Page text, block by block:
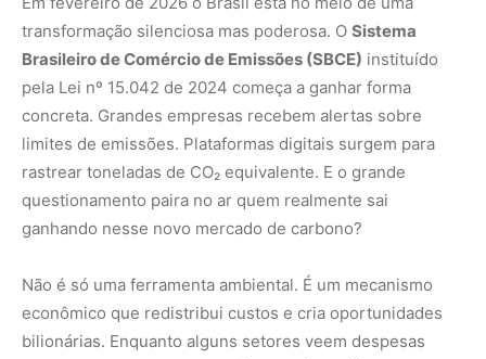
transformação silenciosa mas poderosa. O Sistema
Brasileiro de Comércio de Emissões (SBCE) instituído
pela Lei nº 15.042 de 2024 começa a ganhar forma
concreta. Grandes empresas recebem alertas sobre
limites de emissões. Plataformas digitais surgem para
rastrear toneladas de CO₂ equivalente. E o grande
questionamento paira no ar quem realmente sai
ganhando nesse novo mercado de carbono?
Não é só uma ferramenta ambiental. É um mecanismo
econômico que redistribui custos e cria oportunidades
bilionárias. Enquanto alguns setores veem despesas